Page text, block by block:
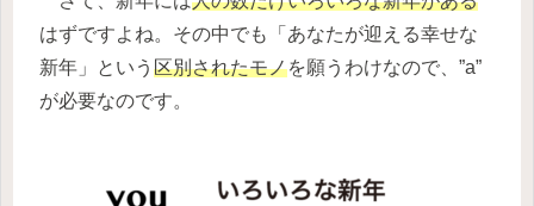
はずですよね。その中でも「あなたが迎える幸せな
新年」という 区別されたモノを願うわけなので、”a”
が必要なのです。